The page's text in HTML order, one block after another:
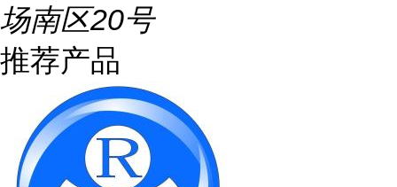
场南区20号
推荐产品